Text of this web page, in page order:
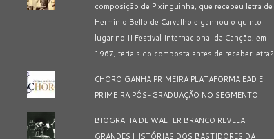
composição de Pixinguinha, que recebeu letra de
Hermínio Bello de Carvalho e ganhou o quinto
lugar no II Festival Internacional da Canção, em
1967, teria sido composta antes de receber letra?
CHORO GANHA PRIMEIRA PLATAFORMA EAD E
PRIMEIRA PÓS-GRADUAÇÃO NO SEGMENTO
BIOGRAFIA DE WALTER BRANCO REVELA
GRANDES HISTÓRIAS DOS BASTIDORES DA